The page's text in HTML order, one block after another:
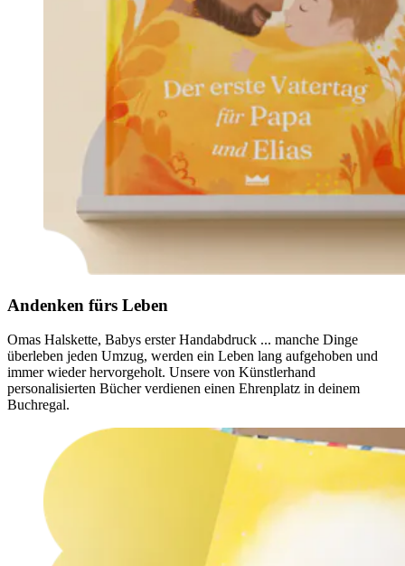
Andenken fürs Leben
Omas Halskette, Babys erster Handabdruck ... manche Dinge
überleben jeden Umzug, werden ein Leben lang aufgehoben und
immer wieder hervorgeholt. Unsere von Künstlerhand
personalisierten Bücher verdienen einen Ehrenplatz in deinem
Buchregal.